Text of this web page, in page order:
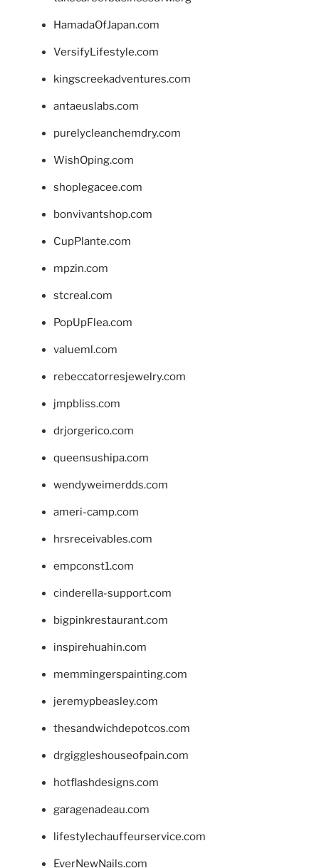
HamadaOfJapan.com
VersifyLifestyle.com
kingscreekadventures.com
antaeuslabs.com
purelycleanchemdry.com
WishOping.com
shoplegacee.com
bonvivantshop.com
CupPlante.com
mpzin.com
stcreal.com
PopUpFlea.com
valueml.com
rebeccatorresjewelry.com
jmpbliss.com
drjorgerico.com
queensushipa.com
wendyweimerdds.com
ameri-camp.com
hrsreceivables.com
empconst1.com
cinderella-support.com
bigpinkrestaurant.com
inspirehuahin.com
memmingerspainting.com
jeremypbeasley.com
thesandwichdepotcos.com
drgiggleshouseofpain.com
hotflashdesigns.com
garagenadeau.com
lifestylechauffeurservice.com
EverNewNails.com